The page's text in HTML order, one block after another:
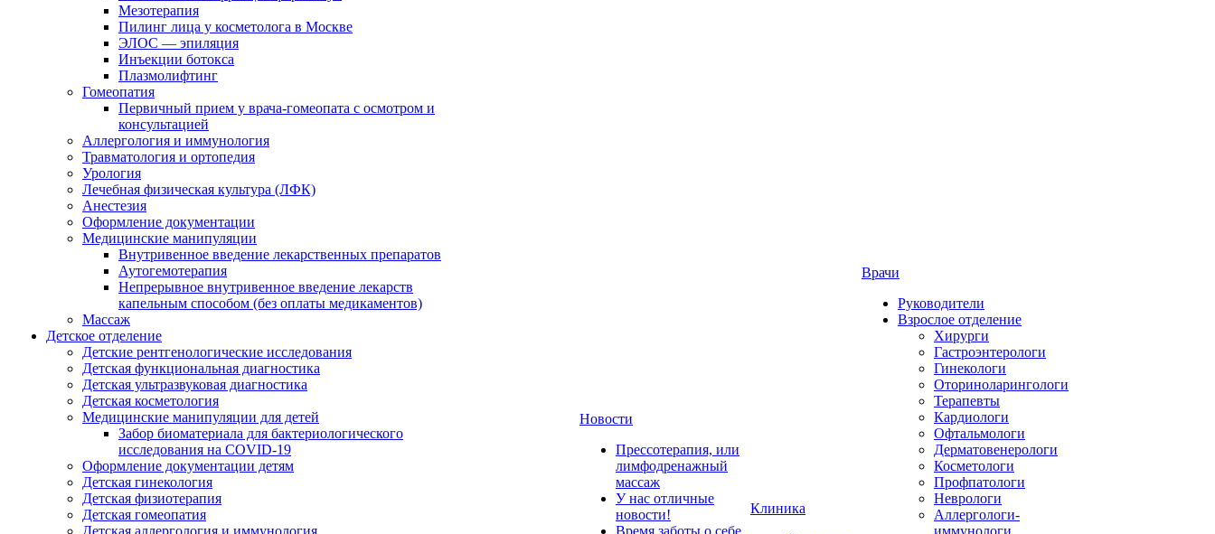
Мезотерапия
Пилинг лица у косметолога в Москве
ЭЛОС — эпиляция
Инъекции ботокса
Плазмолифтинг
Гомеопатия
Первичный прием у врача-гомеопата с осмотром и
консультацией
Аллергология и иммунология
Травматология и ортопедия
Урология
Лечебная физическая культура (ЛФК)
Анестезия
Оформление документации
Медицинские манипуляции
Внутривенное введение лекарственных препаратов
Аутогемотерапия
Непрерывное внутривенное введение лекарств
капельным способом (без оплаты медикаментов)
Массаж
Детское отделение
Детские рентгенологические исследования
Детская функциональная диагностика
Детская ультразвуковая диагностика
Детская косметология
Медицинские манипуляции для детей
Забор биоматериала для бактериологического
исследования на COVID-19
Оформление документации детям
Детская гинекология
Детская физиотерапия
Детская гомеопатия
Детская аллергология и иммунология
Новости
Прессотерапия, или
лимфодренажный
массаж
У нас отличные
новости!
Время заботы о себе
Клиника
Врачи
Руководители
Взрослое отделение
Хирурги
Гастроэнтерологи
Гинекологи
Оториноларингологи
Терапевты
Кардиологи
Офтальмологи
Дерматовенерологи
Косметологи
Профпатологи
Неврологи
Аллергологи-
иммунологи